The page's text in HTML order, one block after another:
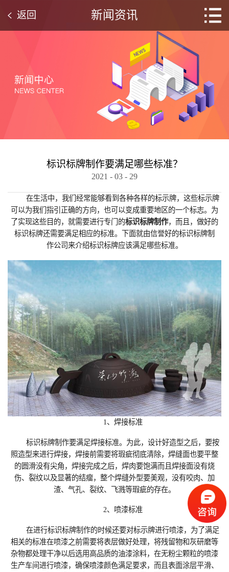
新闻资讯
返回
标识标牌制作‍要满足哪些标准？
2021 - 03 - 29
在生活中，我们经常能够看到各种各样的标示牌，这些标示牌
可以为我们指引正确的方向，也可以变成重要地区的一个标志。为
了实现这些目的，就需要进行专门的标识标牌制作，而且，做好的
标识标牌还需要满足相应的标准。下面就由信誉好的标识标牌制
作‍公司来介绍标识标牌应该满足哪些标准。
1、焊接标准
标识标牌制作‍要满足焊接标准。为此，设计好造型之后，要按
照造型来进行焊接，焊接前需要将瑕疵彻底清除，焊缝面也要平整
的圆滑没有尖角，焊接完成之后，焊肉要饱满而且焊接面没有烧
伤、裂纹以及显著的结瘤，整个焊缝外型要美观，没有咬肉、加
渣、气孔、裂纹、飞溅等瑕疵的存在。
2、喷漆标准
在进行标识标牌制作的时候还要对标示牌进行喷漆，为了满足
相关的标准在喷漆之前需要将表层做好处理，将残留物和灰研磨等
杂物都处理干净以后选用高品质的油漆涂料，在无粉尘颗粒的喷漆
生产车间进行喷漆，确保喷漆颜色满足要求，而且表面涂层平滑、